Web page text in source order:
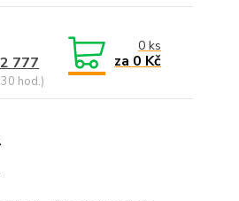
777
hod.)
0ks
za 0 Kč